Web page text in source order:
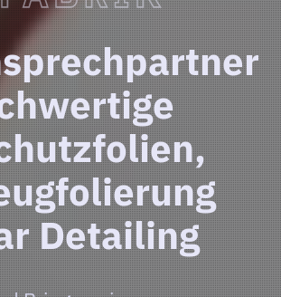
Detailing